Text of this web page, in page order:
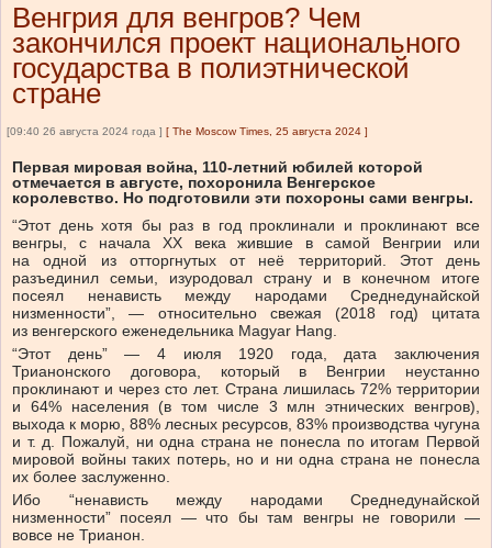
Венгрия для венгров? Чем
закончился проект национального
государства в полиэтнической
стране
[09:40 26 августа 2024 года ] [ The Moscow Times, 25 августа 2024 ]
Первая мировая война, 110-летний юбилей которой
отмечается в августе, похоронила Венгерское
королевство. Но подготовили эти похороны сами венгры.
“Этот день хотя бы раз в год проклинали и проклинают все
венгры, с начала ХХ века жившие в самой Венгрии или
на одной из отторгнутых от неё территорий. Этот день
разъединил семьи, изуродовал страну и в конечном итоге
посеял ненависть между народами Среднедунайской
низменности”, — относительно свежая (2018 год) цитата
из венгерского еженедельника Magyar Hang.
“Этот день” — 4 июля 1920 года, дата заключения
Трианонского договора, который в Венгрии неустанно
проклинают и через сто лет. Страна лишилась 72% территории
и 64% населения (в том числе 3 млн этнических венгров),
выхода к морю, 88% лесных ресурсов, 83% производства чугуна
и т. д. Пожалуй, ни одна страна не понесла по итогам Первой
мировой войны таких потерь, но и ни одна страна не понесла
их более заслуженно.
Ибо “ненависть между народами Среднедунайской
низменности” посеял — что бы там венгры не говорили —
вовсе не Трианон.